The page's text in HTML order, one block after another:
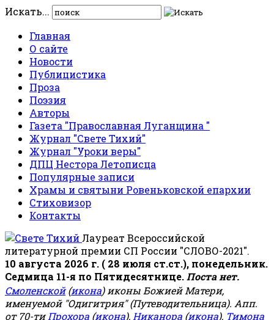
Искать...
Главная
О сайте
Новости
Публицистика
Проза
Поэзия
Авторы
Газета "Православная Луганщина "
Журнал "Свете Тихий"
Журнал "Уроки веры"
ДПЦ Нестора Летописца
Популярные записи
Храмы и святыни Ровеньковской епархии
Стиховизор
Контакты
Лауреат Всероссийской
литературной премии СП России "СЛОВО-2021".
10 августа 2026 г. ( 28 июля ст.ст.), понедельник.
Седмица 11-я по Пятидесятнице. Поста нет.
Смоленской(икона) иконы Божией Матери,
именуемой "Одигитрия" (Путеводительница). Апп.
от 70-тиПрохора (икона), Никанора (икона), Тимона